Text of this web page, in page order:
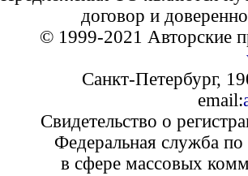
договор и
© 1999-2021 Авторские
Санкт-Петербург,
email:
Свидетельство о
Федеральная служба по
в сфере массовых